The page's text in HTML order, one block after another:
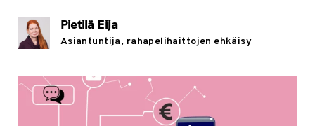
Pietilä Eija
Asiantuntija, rahapelihaittojen ehkäisy